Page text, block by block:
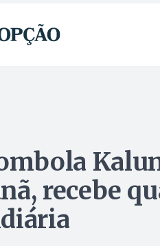
recebe